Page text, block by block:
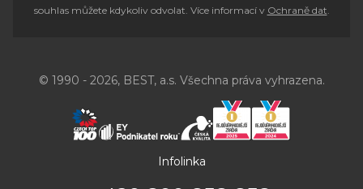
souhlas můžete kdykoliv odvolat. Více informací v Ochraně dat.
© 1990 - 2026, BEST, a.s. Všechna práva vyhrazena.
Infolinka